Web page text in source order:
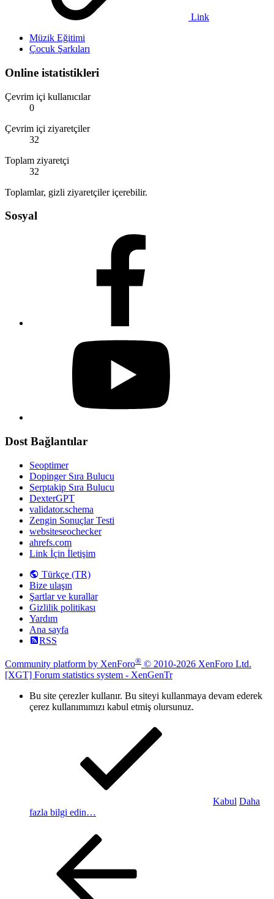
Link
Müzik Eğitimi
Çocuk Şarkıları
Online istatistikleri
Çevrim içi kullanıcılar
0
Çevrim içi ziyaretçiler
32
Toplam ziyaretçi
32
Toplamlar, gizli ziyaretçiler içerebilir.
Sosyal
Dost Bağlantılar
Seoptimer
Dopinger Sıra Bulucu
Serptakip Sıra Bulucu
DexterGPT
validator.schema
Zengin Sonuçlar Testi
websiteseochecker
ahrefs.com
Link İçin İletişim
Türkçe (TR)
Bize ulaşın
Şartlar ve kurallar
Gizlilik politikası
Yardım
Ana sayfa
RSS
Community platform by XenForo® © 2010-2026 XenForo Ltd.
[XGT] Forum statistics system - XenGenTr
Bu site çerezler kullanır. Bu siteyi kullanmaya devam ederek
çerez kullanımımızı kabul etmiş olursunuz.
Kabul Daha
fazla bilgi edin…